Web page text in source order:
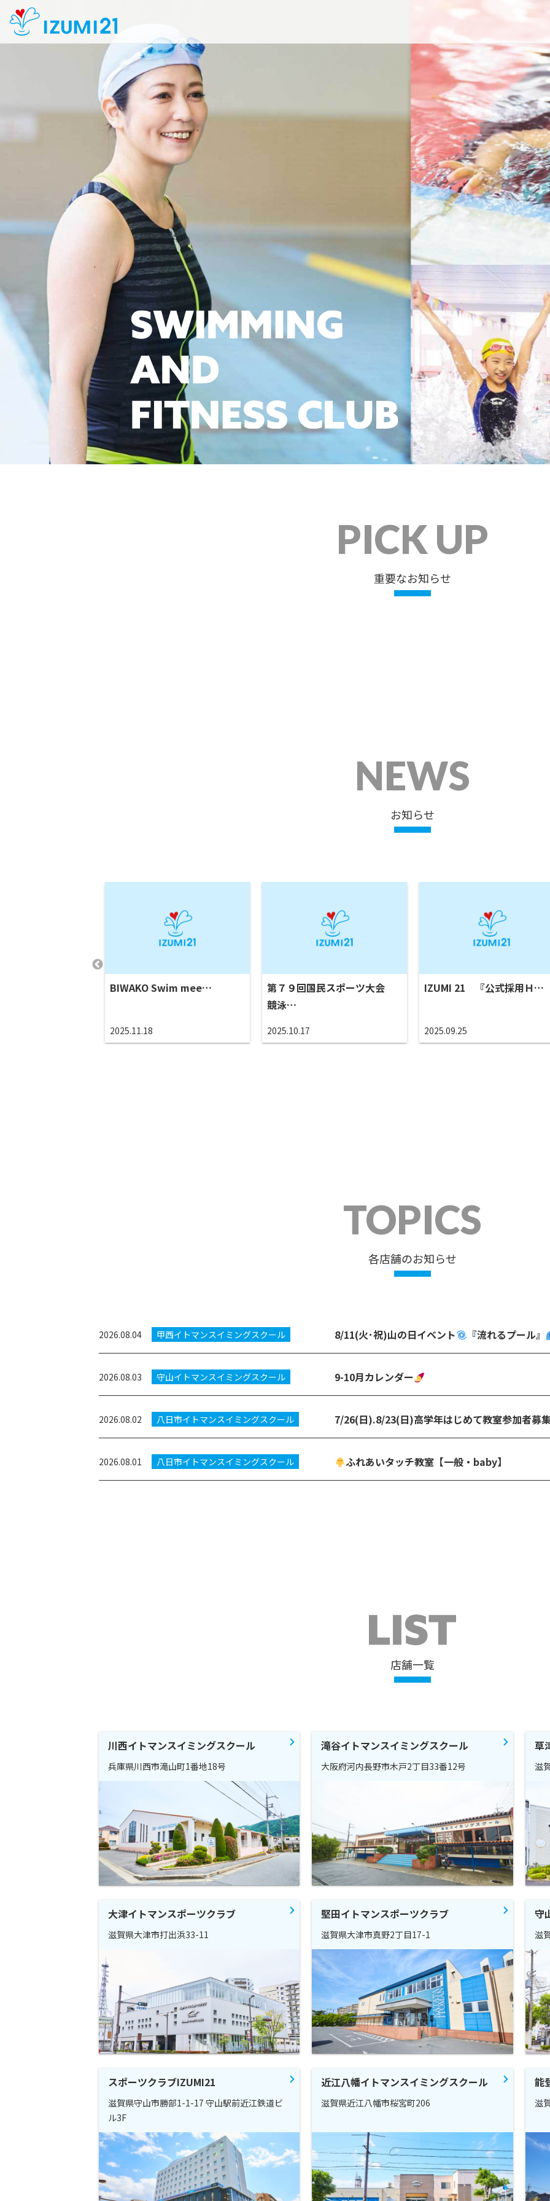
PICK UP
重要なお知らせ
NEWS
お知らせ
BIWAKO Swim mee…
2025.11.18
第７９回国民スポーツ大会
競泳…
2025.10.17
IZUMI 21 『公式採用Ｈ…
2025.09.25
TOPICS
各店舗のお知らせ
2026.08.04 甲西イトマンスイミングスクール 8/11(火･祝)山の日イベント 『流れるプール』
2026.08.03 守山イトマンスイミングスクール 9-10月カレンダー
2026.08.02 八日市イトマンスイミングスクール 7/26(日).8/23(日)高学年はじめて教室参加者
2026.08.01 八日市イトマンスイミングスクール ふれあいタッチ教室【一般・baby】
店舗一覧
川西イトマンスイミングスクール
兵庫県川西市滝山町1番地18号
滝谷イトマンスイミングスクール
大阪府河内長野市木戸2丁目33番12号
草
滋
大津イトマンスポーツクラブ
滋賀県大津市打出浜33-11
堅田イトマンスポーツクラブ
滋賀県大津市真野2丁目17-1
守
滋
スポーツクラブIZUMI21
滋賀県守山市勝部1-1-17 守山駅前近江鉄道ビ
ル3F
近江八幡イトマンスイミングスクール
滋賀県近江八幡市桜宮町206
能
滋